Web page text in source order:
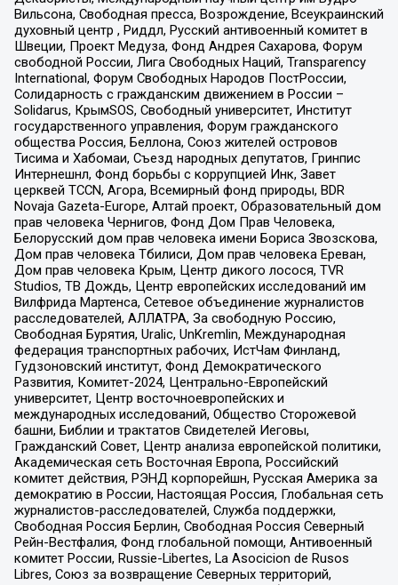
Вильсона, Свободная пресса, Возрождение, Всеукраинский
духовный центр , Риддл, Русский антивоенный комитет в
Швеции, Проект Медуза, Фонд Андрея Сахарова, Форум
свободной России, Лига Свободных Наций, Transparеncy
International, Форум Свободных Народов ПостРоссии,
Солидарность с гражданским движением в России –
Solidarus, КрымSOS, Свободный университет, Институт
государственного управления, Форум гражданского
общества Россия, Беллона, Союз жителей островов
Тисима и Хабомаи, Съезд народных депутатов, Гринпис
Интернешнл, Фонд борьбы с коррупцией Инк, Завет
церквей TCCN, Агора, Всемирный фонд природы, BDR
Novaja Gazeta-Europe, Алтай проект, Образовательный дом
прав человека Чернигов, Фонд Дом Прав Человека,
Белорусский дом прав человека имени Бориса Звозскова,
Дом прав человека Тбилиси, Дом прав человека Ереван,
Дом прав человека Крым, Центр дикого лосося, TVR
Studios, ТВ Дождь, Центр европейских исследований им
Вилфрида Мартенса, Сетевое объединение журналистов
расследователей, АЛЛАТРА, За свободную Россию,
Свободная Бурятия, Uralic, UnKremlin, Международная
федерация транспортных рабочих, ИстЧам Финланд,
Гудзоновский институт, Фонд Демократического
Развития, Комитет-2024, Центрально-Европейский
университет, Центр восточноевропейских и
международных исследований, Общество Сторожевой
башни, Библии и трактатов Свидетелей Иеговы,
Гражданский Совет, Центр анализа европейской политики,
Академическая сеть Восточная Европа, Российский
комитет действия, РЭНД корпорейшн, Русская Америка за
демократию в России, Настоящая Россия, Глобальная сеть
журналистов-расследователей, Служба поддержки,
Свободная Россия Берлин, Свободная Россия Северный
Рейн-Вестфалия, Фонд глобальной помощи, Антивоенный
комитет России, Russie-Libertes, La Asocicion de Rusos
Libres, Союз за возвращение Северных территорий,